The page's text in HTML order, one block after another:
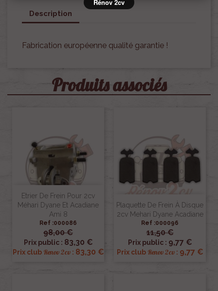
Description
Fabrication européenne qualité garantie !
Produits associés
Etrier De Frein Pour 2cv
Méhari Dyane Et Acadiane
Ami 8
Ref :000086
98,00 €
Prix public : 83,30 €
Prix club Renov 2cv: 83,30 €
Plaquette De Frein À Disque
2cv Mehari Dyane Acadiane
Ref :000096
11,50 €
Prix public : 9,77 €
Prix club Renov 2cv: 9,77 €
Rénov 2cv